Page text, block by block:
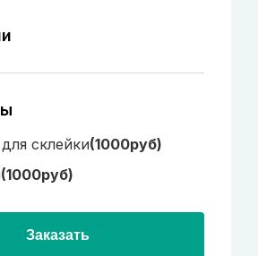
склейки(1000руб)
(1000руб)
Заказать